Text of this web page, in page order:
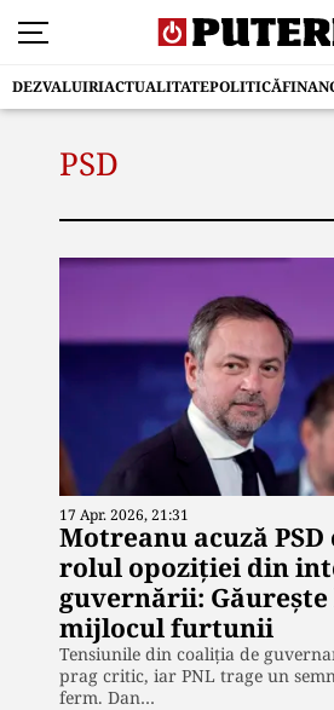
DEZVALUIRIACTUALITATEPOLITICĂ
PSD
17 Apr. 2026, 21:31
Motreanu acuză PSD
rolul opoziției din
guvernării:
mijlocul furtunii
Tensiunile din coaliția de
prag critic, iar PNL trage un
ferm. Dan…